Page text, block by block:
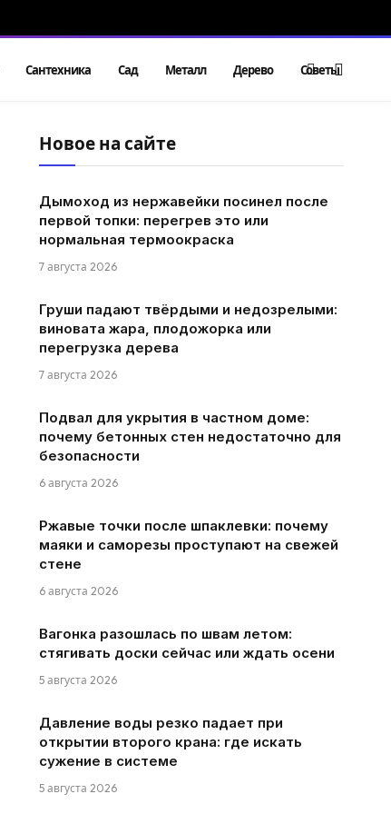
Сантехника Сад Металл Дерево Советы
Новое на сайте
Дымоход из нержавейки посинел после
первой топки: перегрев это или
нормальная термоокраска
7 августа 2026
Груши падают твёрдыми и недозрелыми:
виновата жара, плодожорка или
перегрузка дерева
7 августа 2026
Подвал для укрытия в частном доме:
почему бетонных стен недостаточно для
безопасности
6 августа 2026
Ржавые точки после шпаклевки: почему
маяки и саморезы проступают на свежей
стене
6 августа 2026
Вагонка разошлась по швам летом:
стягивать доски сейчас или ждать осени
5 августа 2026
Давление воды резко падает при
открытии второго крана: где искать
сужение в системе
5 августа 2026